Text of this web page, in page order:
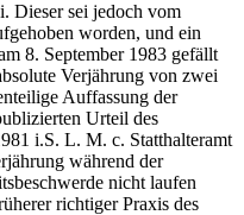
Dieser sei jedoch vom
worden, und ein
8. September 1983 gefällt
Verjährung von zwei
Auffassung der
Urteil des
i.S. L. M. c. Statthalteramt
während der
nicht laufen
richtiger Praxis des